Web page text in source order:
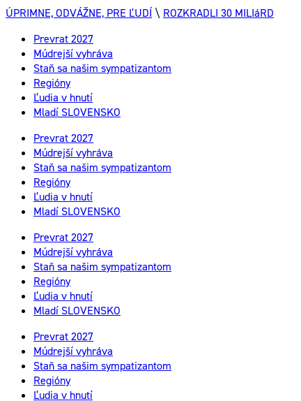
ÚPRIMNE, ODVÁŽNE, PRE ĽUDÍ \ ROZKRADLI 30 MILIáRD
Prevrat 2027
Múdrejší vyhráva
Staň sa našim sympatizantom
Regióny
Ľudia v hnutí
Mladí SLOVENSKO
Prevrat 2027
Múdrejší vyhráva
Staň sa našim sympatizantom
Regióny
Ľudia v hnutí
Mladí SLOVENSKO
Prevrat 2027
Múdrejší vyhráva
Staň sa našim sympatizantom
Regióny
Ľudia v hnutí
Mladí SLOVENSKO
Prevrat 2027
Múdrejší vyhráva
Staň sa našim sympatizantom
Regióny
Ľudia v hnutí